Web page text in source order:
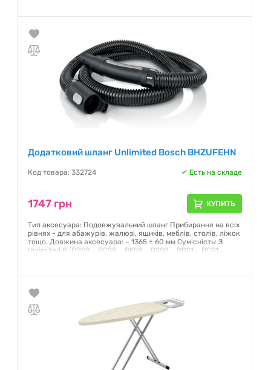
Додатковий шланг Unlimited Bosch BHZUFEHN
Код товара: 332724 Есть на складе
1747 грн КУПИТЬ
Тип аксесуара: Подовжувальний шланг Прибирання на всіх
рівнях - для абажурів, жалюзі, ящиків, меблів, столів, ліжок
тощо. Довжина аксесуара: ~ 1365 ± 60 мм Сумісність: З
Unlimited 8 (BBS8…, BCS8…, BKS8…, BSS8…, BBS1…, BCS1…,